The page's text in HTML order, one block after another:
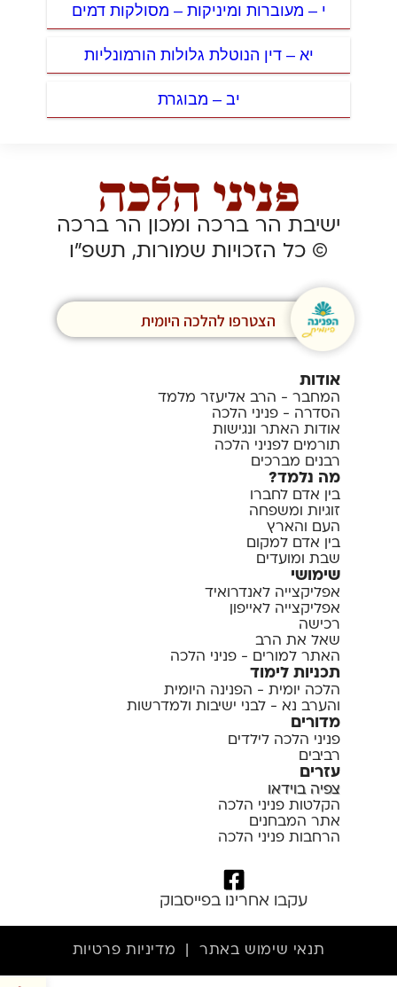
י – מעוברות ומיניקות – מסולקות דמים
יא – דין הנוטלת גלולות הורמונליות
יב – מבוגרת
ישיבת הר ברכה ומכון הר ברכה
© כל הזכויות שמורות, תשפ”ו
הצטרפו להלכה היומית
אודות
המחבר - הרב אליעזר מלמד
הסדרה - פניני הלכה
אודות האתר ונגישות
תורמים לפניני הלכה
רבנים מברכים
מה נלמד?
בין אדם לחברו
זוגיות ומשפחה
העם והארץ
בין אדם למקום
שבת ומועדים
שימושי
אפליקצייה לאנדרואיד
אפליקצייה לאייפון
רכישה
שאל את הרב
האתר למורים - פניני הלכה
תכניות לימוד
הלכה יומית - הפנינה היומית
והערב נא - לבני ישיבות ולמדרשות
מדורים
פניני הלכה לילדים
רביבים
עזרים
צפיה בוידאו
הקלטות פניני הלכה
אתר המבחנים
הרחבות פניני הלכה
עקבו אחרינו בפייסבוק
תנאי שימוש באתר| מדיניות פרטיות